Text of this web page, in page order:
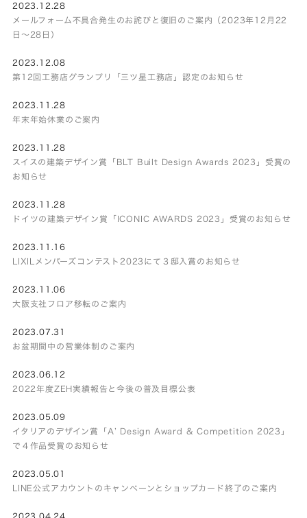
2023.12.28
メールフォーム不具合発生のお詫びと復旧のご案内（2023年12月22
日～28日）
2023.12.08
第12回工務店グランプリ「三ツ星工務店」認定のお知らせ
2023.11.28
年末年始休業のご案内
2023.11.28
スイスの建築デザイン賞「BLT Built Design Awards 2023」受賞の
お知らせ
2023.11.28
ドイツの建築デザイン賞「ICONIC AWARDS 2023」受賞のお知らせ
2023.11.16
LIXILメンバーズコンテスト2023にて３邸入賞のお知らせ
2023.11.06
大阪支社フロア移転のご案内
2023.07.31
お盆期間中の営業体制のご案内
2023.06.12
2022年度ZEH実績報告と今後の普及目標公表
2023.05.09
イタリアのデザイン賞「A’ Design Award & Competition 2023」
で４作品受賞のお知らせ
2023.05.01
LINE公式アカウントのキャンペーンとショップカード終了のご案内
2023.04.24